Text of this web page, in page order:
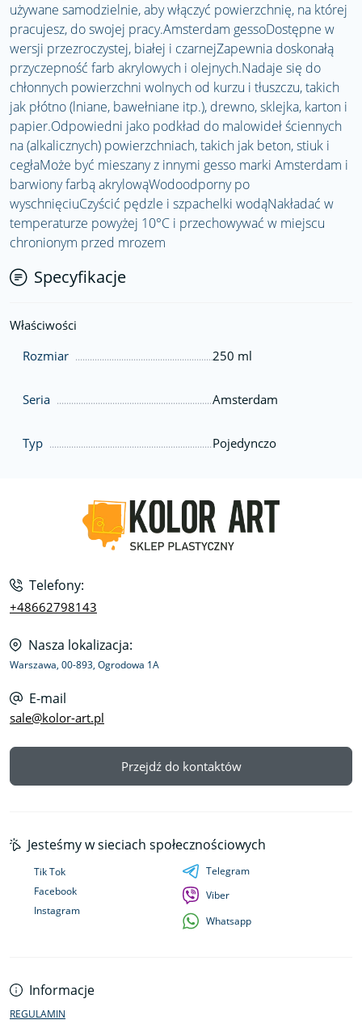
używane samodzielnie, aby włączyć powierzchnię, na której
pracujesz, do swojej pracy.Amsterdam gessoDostępne w
wersji przezroczystej, białej i czarnejZapewnia doskonałą
przyczepność farb akrylowych i olejnych.Nadaje się do
chłonnych powierzchni wolnych od kurzu i tłuszczu, takich
jak płótno (lniane, bawełniane itp.), drewno, sklejka, karton i
papier.Odpowiedni jako podkład do malowideł ściennych
na (alkalicznych) powierzchniach, takich jak beton, stiuk i
cegłaMoże być mieszany z innymi gesso marki Amsterdam i
barwiony farbą akrylowąWodoodporny po
wyschnięciuCzyścić pędzle i szpachelki wodąNakładać w
temperaturze powyżej 10°C i przechowywać w miejscu
chronionym przed mrozem
Specyfikacje
Właściwości
Rozmiar
250 ml
Seria Amsterdam
Typ Pojedynczo
Telefony:
+48662798143
Nasza lokalizacja:
Warszawa, 00-893, Ogrodowa 1A
E-mail
sale@kolor-art.pl
Przejdź do kontaktów
Informacje
REGULAMIN
Jesteśmy w sieciach społecznościowych
Tik Tok
Facebook
Instagram
Telegram
Viber
Whatsapp